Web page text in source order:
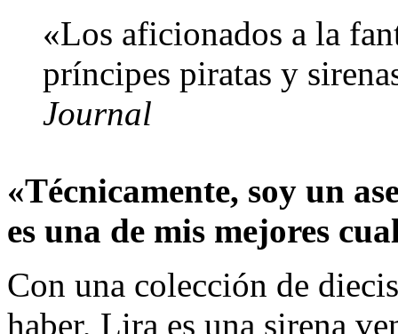
«Los aficionados a la
príncipes piratas y
Journal
«Técnicamente, soy un
es una de mis mejores
Con una colección de
haber, Lira es una sirena